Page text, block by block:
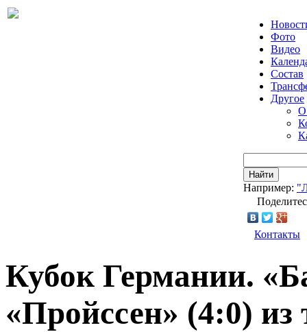
Фото
Видео
Состав
Другое
О
Найти
Например:
Контакты
Кубок Германии.
«Пройссен» (4:0) из